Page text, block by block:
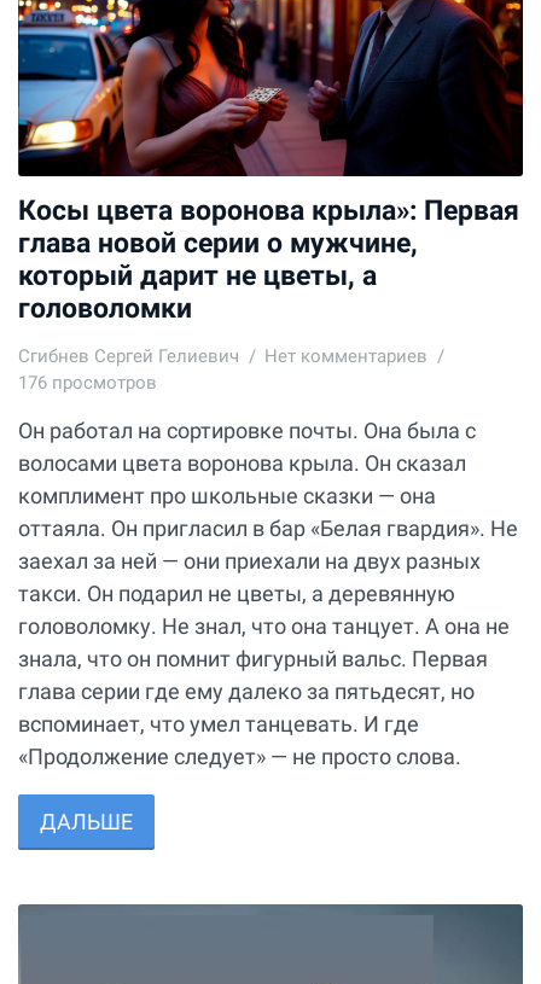
Косы цвета воронова крыла»: Первая
глава новой серии о мужчине,
который дарит не цветы, а
головоломки
Сгибнев Сергей Гелиевич
Нет комментариев
176 просмотров
Он работал на сортировке почты. Она была с
волосами цвета воронова крыла. Он сказал
комплимент про школьные сказки — она
оттаяла. Он пригласил в бар «Белая гвардия». Не
заехал за ней — они приехали на двух разных
такси. Он подарил не цветы, а деревянную
головоломку. Не знал, что она танцует. А она не
знала, что он помнит фигурный вальс. Первая
глава серии где ему далеко за пятьдесят, но
вспоминает, что умел танцевать. И где
«Продолжение следует» — не просто слова.
ДАЛЬШЕ